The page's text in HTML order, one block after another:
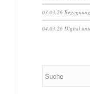
03.03.26
04.03.26 Digital